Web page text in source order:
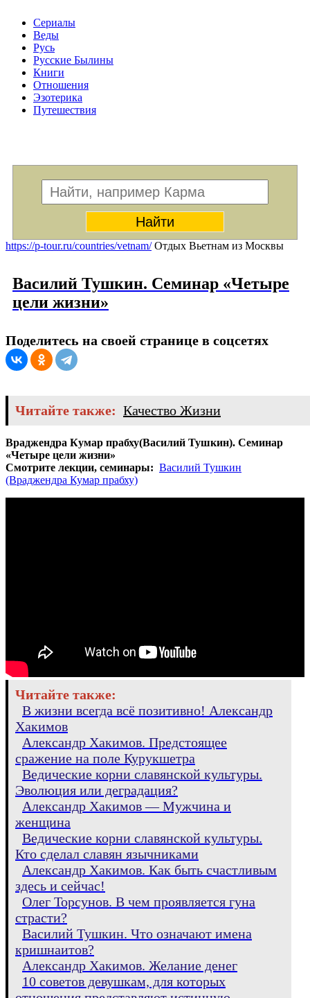
Сериалы
Веды
Русь
Русские Былины
Книги
Отношения
Эзотерика
Путешествия
https://p-tour.ru/countries/vetnam/Отдых Вьетнам из Москвы
Василий Тушкин. Семинар «Четыре
цели жизни»
Поделитесь на своей странице в соцсетях
Читайте также: Качество Жизни
Враджендра Кумар прабху(Василий Тушкин). Семинар
«Четыре цели жизни»
Смотрите лекции, семинары: Василий Тушкин
(Враджендра Кумар прабху)
Читайте также:
В жизни всегда всё позитивно! Александр
Хакимов
Александр Хакимов. Предстоящее
сражение на поле Курукшетра
Ведические корни славянской культуры.
Эволюция или деградация?
Александр Хакимов — Мужчина и
женщина
Ведические корни славянской культуры.
Кто сделал славян язычниками
Александр Хакимов. Как быть счастливым
здесь и сейчас!
Олег Торсунов. В чем проявляется гуна
страсти?
Василий Тушкин. Что означают имена
кришнаитов?
Александр Хакимов. Желание денег
10 советов девушкам, для которых